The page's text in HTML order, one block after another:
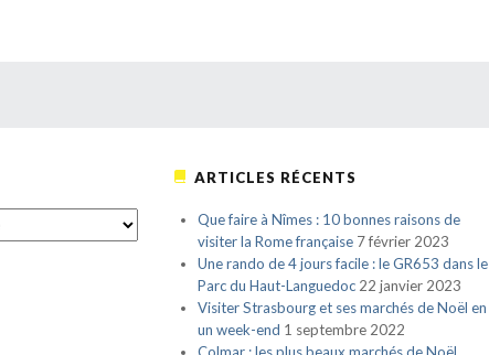
ARTICLES RÉCENTS
Que faire à Nîmes : 10 bonnes raisons de
visiter la Rome française 7 février 2023
Une rando de 4 jours facile : le GR653 dans le
Parc du Haut-Languedoc 22 janvier 2023
Visiter Strasbourg et ses marchés de Noël en
un week-end 1 septembre 2022